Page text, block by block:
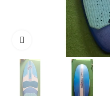
Cliquez pour agrandir